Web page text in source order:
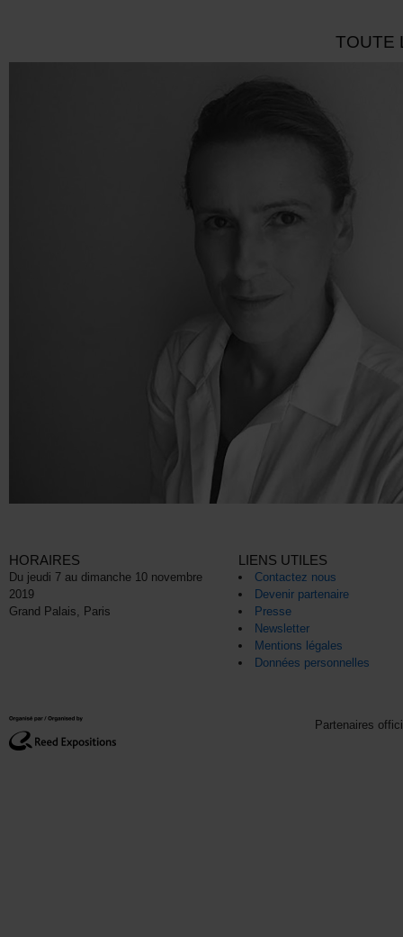
TOUTE
HORAIRES
Du jeudi 7 au dimanche 10 novembre
2019
Grand Palais, Paris
LIENS UTILES
Contactez nous
Devenir partenaire
Presse
Newsletter
Mentions légales
Données personnelles
Partenaires